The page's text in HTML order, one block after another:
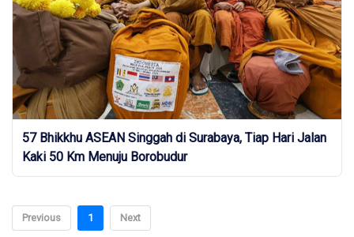
57 Bhikkhu ASEAN Singgah di Surabaya, Tiap Hari Jalan
Kaki 50 Km Menuju Borobudur
Previous 1 Next